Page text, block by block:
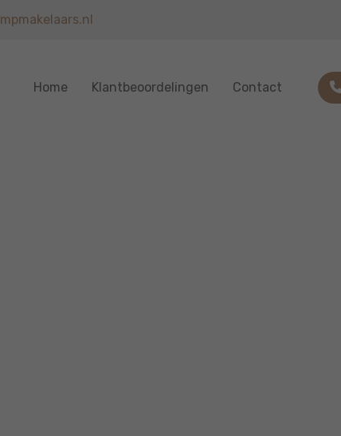
Home Klantbeoordelingen Contact